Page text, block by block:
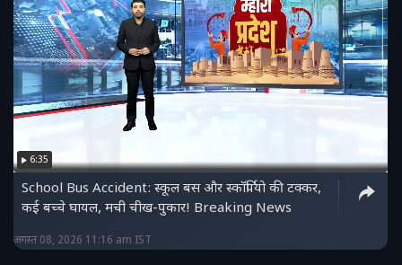
6:35
School Bus Accident: स्कूल बस और स्कॉर्पियो की टक्कर,
कई बच्चे घायल, मची चीख-पुकार! Breaking News
अगस्त 08, 2026 11:16 am IST